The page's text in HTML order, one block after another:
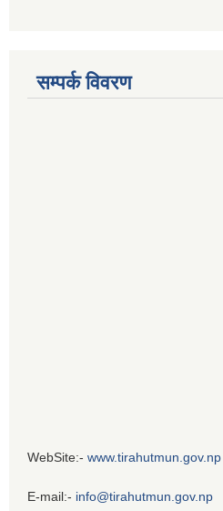
सम्पर्क विवरण
WebSite:- www.tirahutmun.gov.np
E-mail:- info@tirahutmun.gov.np